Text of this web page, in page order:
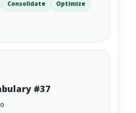
Consolidate Optimize
#37